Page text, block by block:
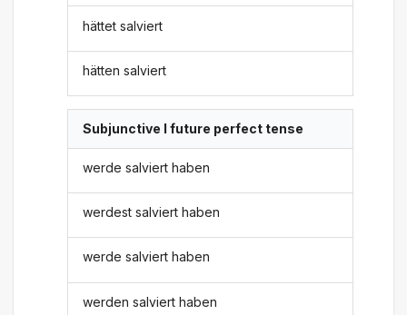
hättet salviert
hätten salviert
Subjunctive I future perfect tense
werde salviert haben
werdest salviert haben
werde salviert haben
werden salviert haben